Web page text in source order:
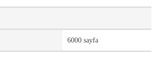
6000 sayfa